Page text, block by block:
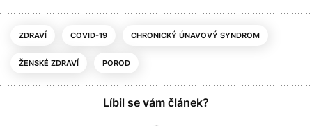
ZDRAVÍ COVID-19 CHRONICKÝ ÚNAVOVÝ SYNDROM
ŽENSKÉ ZDRAVÍ POROD
Líbil se vám článek?